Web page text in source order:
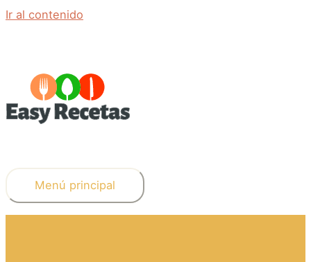
Ir al contenido
Menú principal